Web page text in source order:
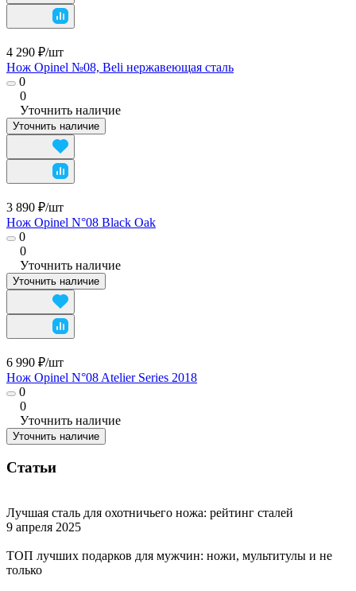
4 290 ₽/шт
Нож Opinel №08, Beli нержавеющая сталь
0
0
Уточнить наличие
Уточнить наличие
3 890 ₽/шт
Нож Opinel N°08 Black Oak
0
0
Уточнить наличие
Уточнить наличие
6 990 ₽/шт
Нож Opinel N°08 Atelier Series 2018
0
0
Уточнить наличие
Уточнить наличие
Статьи
Лучшая сталь для охотничьего ножа: рейтинг сталей
9 апреля 2025
ТОП лучших подарков для мужчин: ножи, мультитулы и не
только